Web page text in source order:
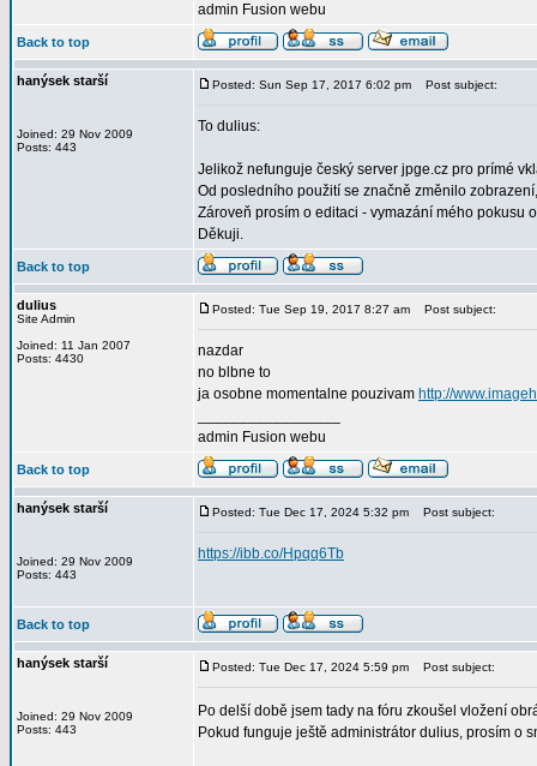
admin Fusion webu
Back to top
hanýsek starší
Joined: 29 Nov 2009
Posts: 443
Posted: Sun Sep 17, 2017 6:02 pm Post subject:
To dulius:
Jelikož nefunguje český server jpge.cz pro prímé
Od posledního použití se značně změnilo
Zároveň prosím o editaci - vymazání mého pokusu
Děkuji.
Back to top
dulius
Site Admin
Joined: 11 Jan 2007
Posts: 4430
Posted: Tue Sep 19, 2017 8:27 am Post subject:
nazdar
no blbne to
ja osobne momentalne pouzivam http://
admin Fusion webu
Back to top
hanýsek starší
Joined: 29 Nov 2009
Posts: 443
Posted: Tue Dec 17, 2024 5:32 pm Post subject:
https://ibb.co/Hpqq6Tb
Back to top
hanýsek starší
Joined: 29 Nov 2009
Posts: 443
Posted: Tue Dec 17, 2024 5:59 pm Post subject:
Po delší době jsem tady na fóru zkoušel vložení
Pokud funguje ještě administrátor dulius, prosím o